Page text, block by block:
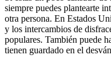
siempre puedes plantearte
otra persona. En Estados
y los intercambios de
populares. También puede
tienen guardado en el